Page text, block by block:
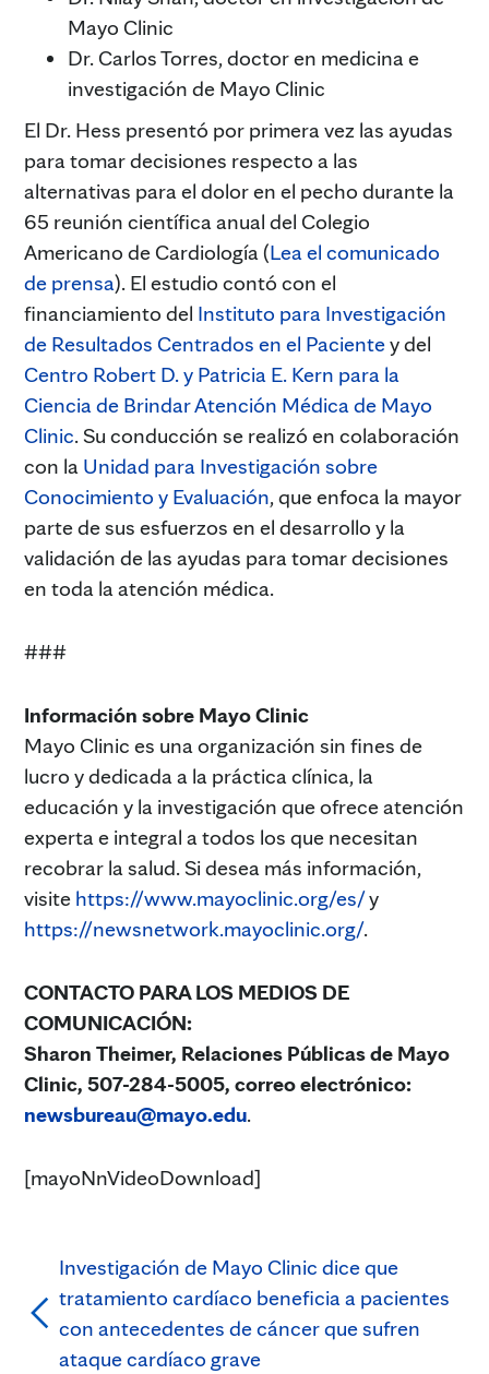
Mayo Clinic
Dr. Carlos Torres, doctor en medicina e
investigación de Mayo Clinic
El Dr. Hess presentó por primera vez las ayudas
para tomar decisiones respecto a las
alternativas para el dolor en el pecho durante la
65 reunión científica anual del Colegio
Americano de Cardiología (Lea el comunicado
de prensa). El estudio contó con el
financiamiento del Instituto para Investigación
de Resultados Centrados en el Pacientey del
Centro Robert D. y Patricia E. Kern para la
Ciencia de Brindar Atención Médica de Mayo
Clinic. Su conducción se realizó en colaboración
con la Unidad para Investigación sobre
Conocimiento y Evaluación, que enfoca la mayor
parte de sus esfuerzos en el desarrollo y la
validación de las ayudas para tomar decisiones
en toda la atención médica.
###
Información sobre Mayo Clinic
Mayo Clinic es una organización sin fines de
lucro y dedicada a la práctica clínica, la
educación y la investigación que ofrece atención
experta e integral a todos los que necesitan
recobrar la salud. Si desea más información,
visite https://www.mayoclinic.org/es/y
https://newsnetwork.mayoclinic.org/.
CONTACTO PARA LOS MEDIOS DE
COMUNICACIÓN:
Sharon Theimer, Relaciones Públicas de Mayo
Clinic, 507-284-5005, correo electrónico:
newsbureau@mayo.edu.
[mayoNnVideoDownload]
Investigación de Mayo Clinic dice que
tratamiento cardíaco beneficia a pacientes
con antecedentes de cáncer que sufren
ataque cardíaco grave